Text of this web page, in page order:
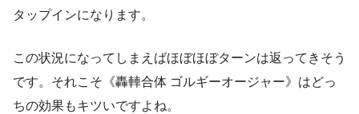
タップインになります。
この状況になってしまえばほぼほぼターンは返ってきそう
です。それこそ《轟䡛合体 ゴルギーオージャー》はどっ
ちの効果もキツいですよね。